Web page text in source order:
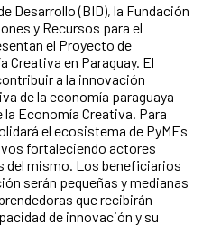
Desarrollo (BID), la Fundación
y Recursos para el
el Proyecto de
Creativa en Paraguay. El
a la innovación
de la economía paraguaya
Economía Creativa. Para
el ecosistema de PyMEs
fortaleciendo actores
del mismo. Los beneficiarios
serán pequeñas y medianas
que recibirán
de innovación y su